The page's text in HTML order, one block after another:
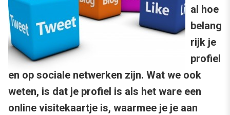
al hoe
belang
rijk je
profiel
en op sociale netwerken zijn. Wat we ook
weten, is dat je profiel is als het ware een
online visitekaartje is, waarmee je je aan